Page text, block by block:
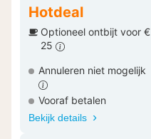
Hotdeal
Optioneel ontbijt voor €
25
Annuleren niet mogelijk
Vooraf betalen
Bekijk details